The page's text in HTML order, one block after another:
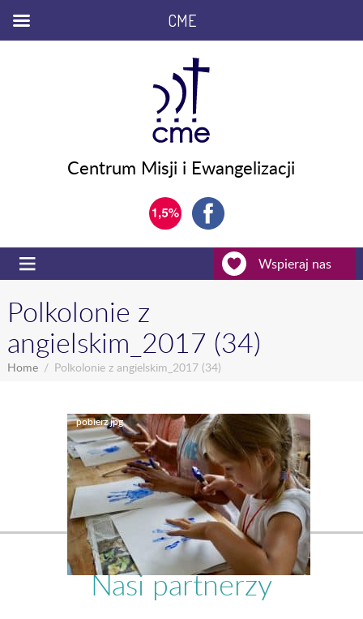
Centrum Misji i Ewangelizacji
Wspieraj nas
Polkolonie z
angielskim_2017 (34)
Home Polkolonie z angielskim_2017 (34)
Nasi partnerzy
CME